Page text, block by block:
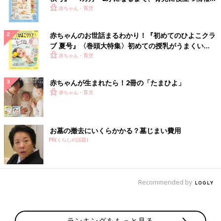
いっぱい！
赤ちゃん・育児
赤ちゃんのお世話まるわかり！『初めてのひよこクラ
ブ 夏号』〈巻頭大特集〉初めての授乳がうまくい
く！ おっぱい・ミルクの基本と夏のトラブル 解決テ
赤ちゃん・育児
赤ちゃんが生まれたら！2冊の「たまひよ」
赤ちゃん・育児
お墓の撤去にいくらかかる？墓じまい費用
PR(くらしの話題)
Recommended by